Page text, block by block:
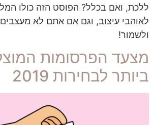
ללכת, ואם בכלל? הפוסט הזה כולו
לאוהבי עיצוב, וגם אם אתם לא
ולשמור!
מצעד הפרסומות
ביותר לבחירות 2019